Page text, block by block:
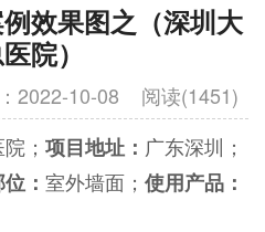
效果图之（深圳大
院）
2022-10-08 阅读(1451)
； 项目地址： 广东深圳；
： 室外墙面； 使用产品：